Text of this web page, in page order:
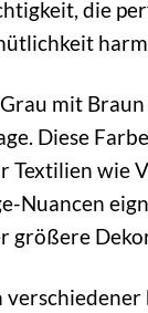
die
mit
Diese
Textilien wie
Nuancen
größere